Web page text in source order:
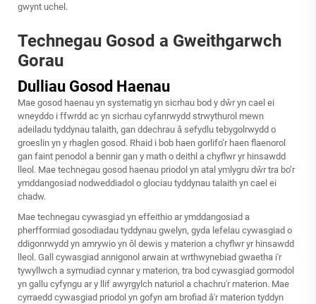
gwynt uchel.
Technegau Gosod a Gweithgarwch
Gorau
Dulliau Gosod Haenau
Mae gosod haenau yn systematig yn sicrhau bod y dŵr yn cael ei
wneyddo i ffwrdd ac yn sicrhau cyfanrwydd strwythurol mewn
adeiladu tyddynau talaith, gan ddechrau â sefydlu tebygolrwydd o
groeslin yn y rhaglen gosod. Rhaid i bob haen gorlifo’r haen flaenorol
gan faint penodol a bennir gan y math o deithl a chyflwr yr hinsawdd
lleol. Mae technegau gosod haenau priodol yn atal ymlygru dŵr tra bo’r
ymddangosiad nodweddiadol o glociau tyddynau talaith yn cael ei
chadw.
Mae technegau cywasgiad yn effeithio ar ymddangosiad a
pherfformiad gosodiadau tyddynau gwelyn, gyda lefelau cywasgiad o
ddigonrwydd yn amrywio yn ôl dewis y materion a chyflwr yr hinsawdd
lleol. Gall cywasgiad annigonol arwain at wrthwynebiad gwaetha i'r
tywyllwch a symudiad cynnar y materion, tra bod cywasgiad gormodol
yn gallu cyfyngu ar y llif awyrgylch naturiol a chachru'r materion. Mae
cyrraedd cywasgiad priodol yn gofyn am brofiad â'r materion tyddyn